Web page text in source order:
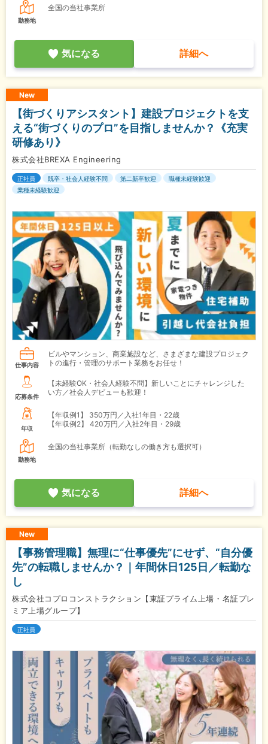
勤務地
全国の当社事業所
気になる 詳細へ
New
【街づくりアシスタント】建設プロジェクトを支
える“街づくりのプロ”を目指しませんか？《充実
研修あり》
株式会社BREXA Engineering
正社員 既卒・社会人経験不問 第二新卒歓迎
職種未経験歓迎
業種未経験歓迎
仕事内容
ビルやマンション、商業施設など、さまざまな建設プロジェク
トの進行・管理のサポート業務をお任せ！
応募条件
【未経験OK・社会人経験不問】新しいことにチャレンジした
い方／社会人デビューも歓迎！
年収
【年収例1】
350万円／入社1年目・22歳
【年収例2】
420万円／入社2年目・29歳
勤務地
全国の当社事業所（転勤なしの働き方も選択可）
気になる 詳細へ
New
【事務管理職】無理に“仕事優先”にせず、“自分優
先”の転職しませんか？｜年間休日125日／転勤な
し
株式会社コプロコンストラクション【東証プライム上場・名証プレ
ミア上場グループ】
正社員